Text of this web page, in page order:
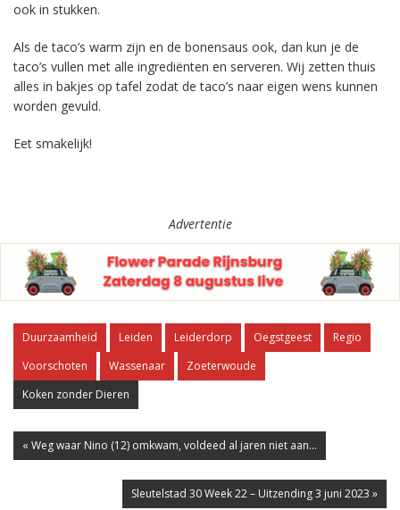
ook in stukken.
Als de taco’s warm zijn en de bonensaus ook, dan kun je de
taco’s vullen met alle ingrediënten en serveren. Wij zetten thuis
alles in bakjes op tafel zodat de taco’s naar eigen wens kunnen
worden gevuld.
Eet smakelijk!
Advertentie
Duurzaamheid Leiden Leiderdorp Oegstgeest
Regio
Voorschoten
Wassenaar
Zoeterwoude
Koken zonder Dieren
« Weg waar Nino (12) omkwam, voldeed al jaren niet aan...
Sleutelstad 30 Week 22 – Uitzending 3 juni 2023 »